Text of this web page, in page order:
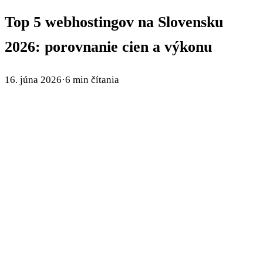
Top 5 webhostingov na Slovensku
2026: porovnanie cien a výkonu
16. júna 2026·6 min čítania